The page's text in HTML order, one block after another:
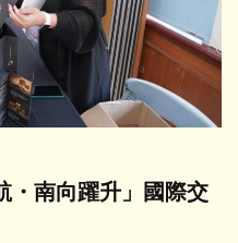
・南向躍升」國際交